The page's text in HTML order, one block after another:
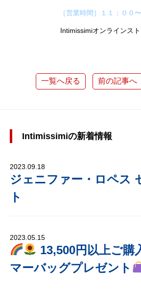
［営業時間］１１：００
Intimissimiオンラインス
一覧へ戻る 前の記事へ
Intimissimiの新着情報
2023.09.18
ジェニファー・ロペス
ト
2023.05.15
13,500円以上ご購
マーバッグプレゼント